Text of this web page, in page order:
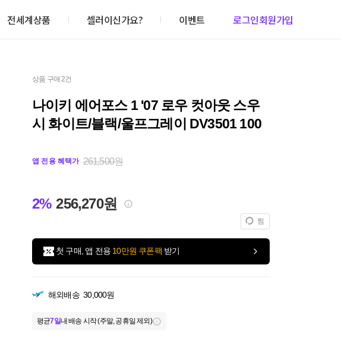
전세계상품 셀러이신가요? 이벤트 로그인회원가입
상품 구매 2건
나이키 에어포스 1 '07 로우 컷아웃 스우
시 화이트/블랙/울프그레이 DV3501 100
앱 전용 혜택가 261,500원
2% 256,270원
찜
첫 구매, 앱 전용 10만원 쿠폰팩 받기
해외배송 30,000원
평균7일내 배송 시작 (주말, 공휴일 제외)